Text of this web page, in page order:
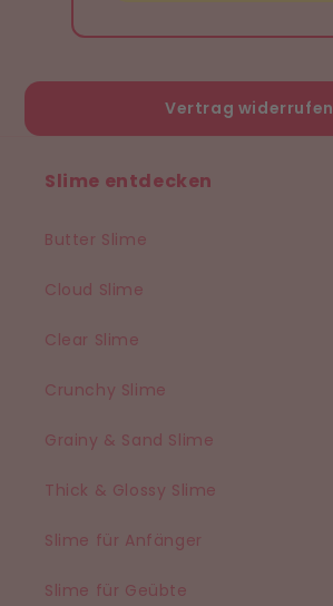
Vertrag widerrufen
Slime entdecken
Butter Slime
Cloud Slime
Clear Slime
Crunchy Slime
Grainy & Sand Slime
Thick & Glossy Slime
Slime für Anfänger
Slime für Geübte